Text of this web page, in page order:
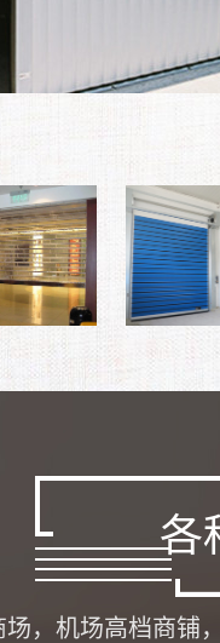
各
，机场高档商铺